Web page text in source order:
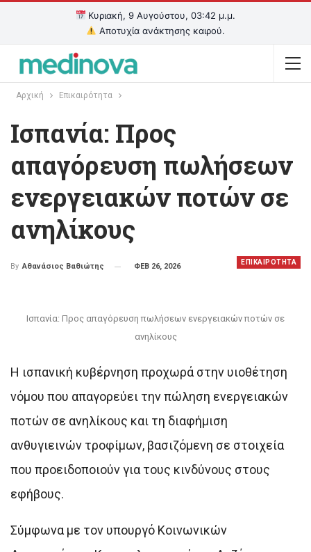
Κυριακή, 9 Αυγούστου, 03:42 μ.μ.
Αποτυχία ανάκτησης καιρού.
Αρχική Επικαιρότητα
Ισπανία: Προς
απαγόρευση πωλήσεων
ενεργειακών ποτών σε
ανηλίκους
ΕΠΙΚΑΙΡΟΤΗΤΑ
By Αθανάσιος Βαθιώτης ΦΕΒ 26, 2026
Ισπανία: Προς απαγόρευση πωλήσεων ενεργειακών ποτών σε
ανηλίκους
Η ισπανική κυβέρνηση προχωρά στην υιοθέτηση
νόμου που απαγορεύει την πώληση ενεργειακών
ποτών σε ανηλίκους και τη διαφήμιση
ανθυγιεινών τροφίμων, βασιζόμενη σε στοιχεία
που προειδοποιούν για τους κινδύνους στους
εφήβους.
Σύμφωνα με τον υπουργό Κοινωνικών